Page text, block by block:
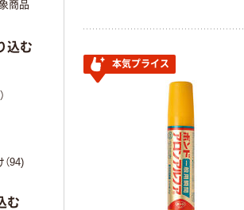
本気プライス
商品
込む
94)
む